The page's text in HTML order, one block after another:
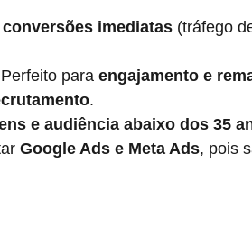
conversões imediatas (tráfego
para engajamento e
.
e audiência abaixo dos 35
Google Ads e Meta Ads, pois